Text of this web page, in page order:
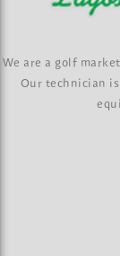
We are a golf
Our technician